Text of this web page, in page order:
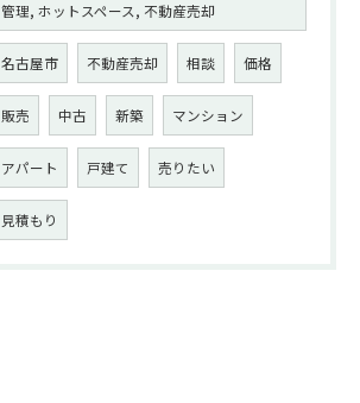
管理, ホットスペース, 不動産売却
名古屋市 不動産売却 相談 価格
販売 中古 新築 マンション
アパート 戸建て 売りたい
見積もり